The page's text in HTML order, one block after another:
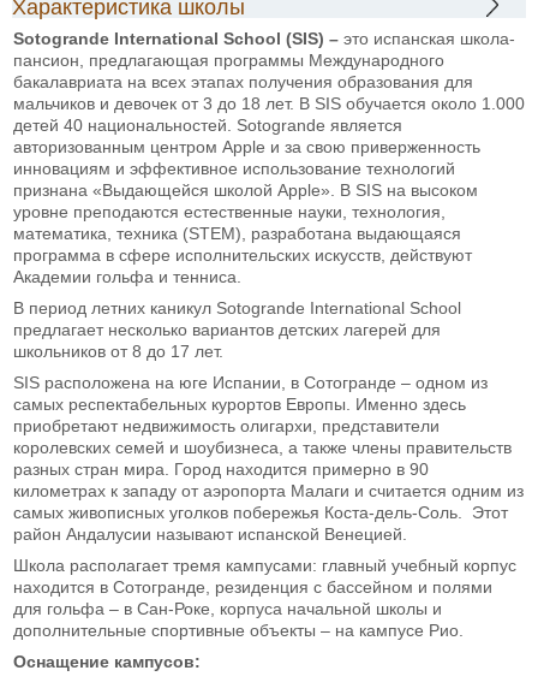
Характеристика школы
Sotogrande International School (SIS) – это испанская школа-
пансион, предлагающая программы Международного
бакалавриата на всех этапах получения образования для
мальчиков и девочек от 3 до 18 лет. В SIS обучается около 1.000
детей 40 национальностей. Sotogrande является
авторизованным центром Apple и за свою приверженность
инновациям и эффективное использование технологий
признана «Выдающейся школой Apple». В SIS на высоком
уровне преподаются естественные науки, технология,
математика, техника (STEM), разработана выдающаяся
программа в сфере исполнительских искусств, действуют
Академии гольфа и тенниса.
В период летних каникул Sotogrande International School
предлагает несколько вариантов детских лагерей для
школьников от 8 до 17 лет.
SIS расположена на юге Испании, в Сотогранде – одном из
самых респектабельных курортов Европы. Именно здесь
приобретают недвижимость олигархи, представители
королевских семей и шоубизнеса, а также члены правительств
разных стран мира. Город находится примерно в 90
километрах к западу от аэропорта Малаги и считается одним из
самых живописных уголков побережья Коста-дель-Соль. Этот
район Андалусии называют испанской Венецией.
Школа располагает тремя кампусами: главный учебный корпус
находится в Сотогранде, резиденция с бассейном и полями
для гольфа – в Сан-Роке, корпуса начальной школы и
дополнительные спортивные объекты – на кампусе Рио.
Оснащение кампусов: